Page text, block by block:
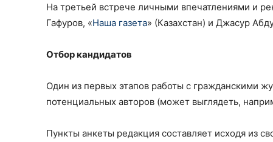
На третьей встрече личными впечатлениями и
Гафуров, «Наша газета» (Казахстан) и Джасур
Отбор кандидатов
Один из первых этапов работы с гражданскими
потенциальных авторов (может выглядеть,
Пункты анкеты редакция составляет исходя из